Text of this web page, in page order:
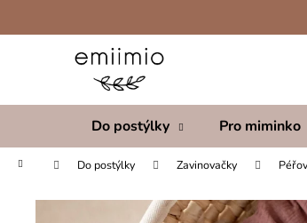
Do postýlky Pro miminko
Domů Do postýlky Zavinovačky
o
k